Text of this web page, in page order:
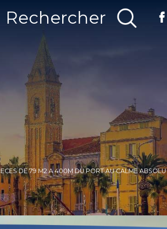
Rechercher
DE 79 M2 A 400M DU PORT AU CALME ABSOLU